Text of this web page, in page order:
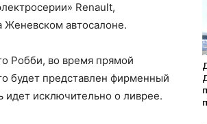
Renault,
Женевском автосалоне.
Робби, во время прямой
будет представлен фирменный
исключительно о ливрее.